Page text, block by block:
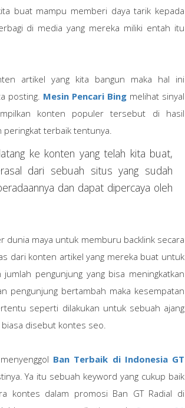
buat mampu memberi daya tarik kepada
di media yang mereka miliki entah itu
artikel yang kita bangun maka hal ini
posting. Mesin Pencari Bing melihat sinyal
konten populer tersebut di hasil
terbaik tentunya.
ke konten yang telah kita buat,
dari sebuah situs yang sudah
dan dapat dipercaya oleh
dunia maya untuk memburu backlink secara
dari konten artikel yang mereka buat untuk
pengunjung yang bisa meningkatkan
pengunjung bertambah maka kesempatan
seperti dilakukan untuk sebuah ajang
disebut kontes seo.
Ban Terbaik di Indonesia GT
Ya itu sebuah keyword yang cukup baik
kontes dalam promosi Ban GT Radial di